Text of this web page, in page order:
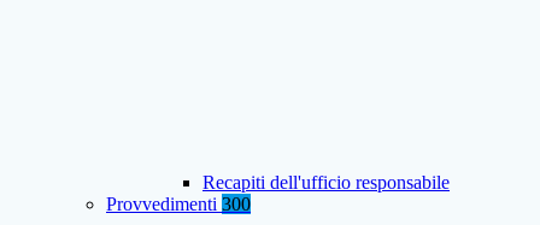
Recapiti dell'ufficio responsabile
Provvedimenti 300